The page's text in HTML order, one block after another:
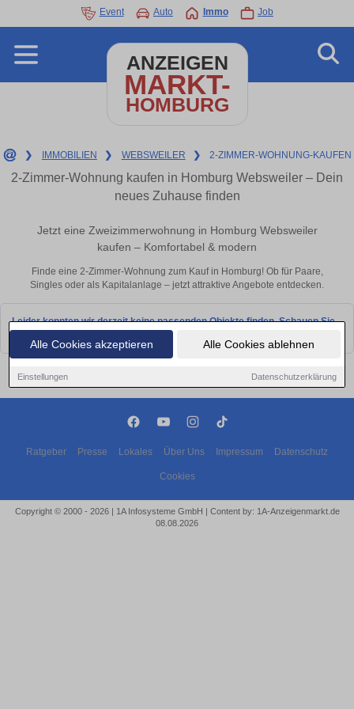
Alle Cookies akzeptieren Alle Cookies ablehnen
Einstellungen Datenschutzerklärung
Event Auto Immo Job
ANZEIGEN
MARKT-
HOMBURG
❯ IMMOBILIEN ❯ WEBSWEILER ❯ 2-ZIMMER-WOHNUNG-KAUFEN
2-Zimmer-Wohnung kaufen in Homburg Websweiler – Dein
neues Zuhause finden
Jetzt eine Zweizimmerwohnung in Homburg Websweiler
kaufen – Komfortabel & modern
Finde eine 2-Zimmer-Wohnung zum Kauf in Homburg! Ob für Paare,
Singles oder als Kapitalanlage – jetzt attraktive Angebote entdecken.
Leider konnten wir derzeit keine passenden Objekte finden. Schauen Sie
Ratgeber Presse Lokales Über Uns Impressum Datenschutz
Cookies
Copyright © 2000 - 2026 | 1A Infosysteme GmbH | Content by: 1A-Anzeigenmarkt.de
08.08.2026